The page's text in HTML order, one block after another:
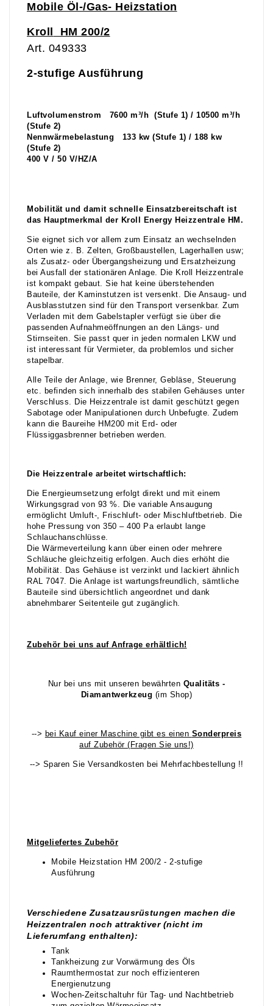
Mobile Öl-/Gas- Heizstation
Kroll
HM 200/2
Art. 049333
2-stufige Ausführung
Luftvolumenstrom 7600 m³/h (Stufe 1) / 10500 m³/h
(Stufe 2)
Nennwärmebelastung 133 kw (Stufe 1) / 188 kw
(Stufe 2)
400 V / 50 V/HZ/A
Mobilität und damit schnelle Einsatzbereitschaft ist
das Hauptmerkmal der Kroll Energy Heizzentrale HM.
Sie eignet sich vor allem zum Einsatz an wechselnden
Orten wie z. B. Zelten, Großbaustellen, Lagerhallen usw;
als Zusatz- oder Übergangsheizung und Ersatzheizung
bei Ausfall der stationären Anlage. Die Kroll Heizzentrale
ist kompakt gebaut. Sie hat keine überstehenden
Bauteile, der Kaminstutzen ist versenkt. Die Ansaug- und
Ausblasstutzen sind für den Transport versenkbar. Zum
Verladen mit dem Gabelstapler verfügt sie über die
passenden Aufnahmeöffnungen an den Längs- und
Stirnseiten. Sie passt quer in jeden normalen LKW und
ist interessant für Vermieter, da problemlos und sicher
stapelbar.
Alle Teile der Anlage, wie Brenner, Gebläse, Steuerung
etc. befinden sich innerhalb des stabilen Gehäuses unter
Verschluss. Die Heizzentrale ist damit geschützt gegen
Sabotage oder Manipulationen durch Unbefugte. Zudem
kann die Baureihe HM200 mit Erd- oder
Flüssiggasbrenner betrieben werden.
Die Heizzentrale arbeitet wirtschaftlich:
Die Energieumsetzung erfolgt direkt und mit einem
Wirkungsgrad von 93 %. Die variable Ansaugung
ermöglicht Umluft-, Frischluft- oder Mischluftbetrieb. Die
hohe Pressung von 350 – 400 Pa erlaubt lange
Schlauchanschlüsse.
Die Wärmeverteilung kann über einen oder mehrere
Schläuche gleichzeitig erfolgen. Auch dies erhöht die
Mobilität. Das Gehäuse ist verzinkt und lackiert ähnlich
RAL 7047. Die Anlage ist wartungsfreundlich, sämtliche
Bauteile sind übersichtlich angeordnet und dank
abnehmbarer Seitenteile gut zugänglich.
Zubehör bei uns auf Anfrage erhältlich!
Nur bei uns mit unseren bewährten Qualitäts -
Diamantwerkzeug (im Shop)
--> bei Kauf einer Maschine gibt es einen Sonderpreis
auf Zubehör (Fragen Sie uns!)
--> Sparen Sie Versandkosten bei Mehrfachbestellung !!
Mitgeliefertes Zubehör
Mobile Heizstation HM 200/2 - 2-stufige
Ausführung
Verschiedene Zusatzausrüstungen machen die
Heizzentralen noch attraktiver (nicht im
Lieferumfang enthalten):
Tank
Tankheizung zur Vorwärmung des Öls
Raumthermostat zur noch effizienteren
Energienutzung
Wochen-Zeitschaltuhr für Tag- und Nachtbetrieb